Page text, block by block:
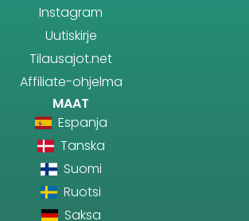
Instagram
Uutiskirje
Tilausajot.net
Affiliate-ohjelma
MAAT
Espanja
Tanska
Suomi
Ruotsi
Saksa